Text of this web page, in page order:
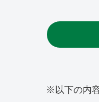
※以下の内